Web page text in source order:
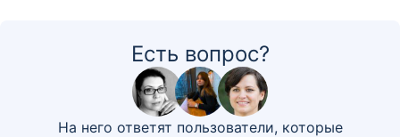
Есть вопрос?
На него ответят пользователи, которые